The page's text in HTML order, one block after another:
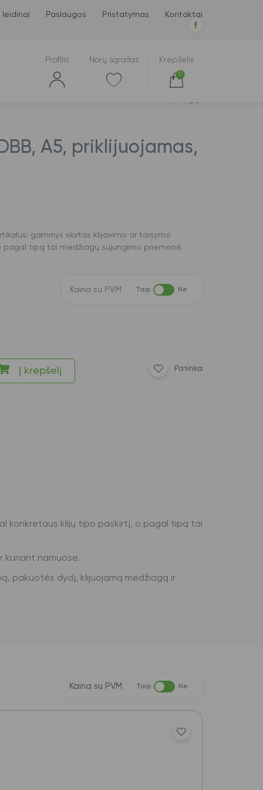
leidinai Paslaugos Pristatymas Kontaktai
Profilis Norų sąrašas Krepšelis
0
Atgal
A5, priklijuojamas,
gaminys skirtas klijavimo ar taisymo
tipą tai medžiagų sujungimo priemonė.
Kaina su PVM Taip Ne
Į krepšelį Patinka
konkretaus klijų tipo paskirtį, o pagal tipą tai
kuriant namuose.
pakuotės dydį, klijuojamą medžiagą ir
Kaina su PVM Taip Ne